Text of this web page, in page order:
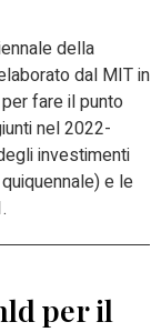
della
dal MIT in
fare il punto
nel 2022-
investimenti
e le
per il